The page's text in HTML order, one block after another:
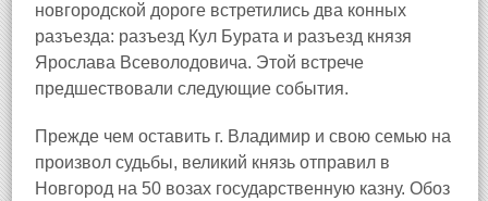
новгородской дороге встретились два конных
разъезда: разъезд Кул Бурата и разъезд князя
Ярослава Всеволодовича. Этой встрече
предшествовали следующие события.
Прежде чем оставить г. Владимир и свою семью на
произвол судьбы, великий князь отправил в
Новгород на 50 возах государственную казну. Обоз